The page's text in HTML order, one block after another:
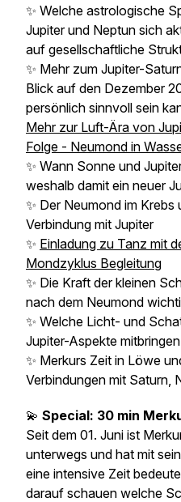
✨ Welche astrologische
Jupiter und Neptun sich
auf gesellschaftliche
✨ Mehr zum Jupiter-
Blick auf den Dezember
persönlich sinnvoll sein
Mehr zur Luft-Ära von
Folge - Neumond in
✨ Wann Sonne und
weshalb damit ein neuer
✨ Der Neumond im
Verbindung mit Jupiter
✨ Einladung zu Tanz mit
Mondzyklus Begleitung
✨ Die Kraft der kleinen
nach dem Neumond
✨ Welche Licht- und
Jupiter-Aspekte mitbringen
✨ Merkurs Zeit in Löwe
Verbindungen mit Saturn,
💫 Special: 30 min
Seit dem 01. Juni ist
unterwegs und hat mit
eine intensive Zeit
darauf schauen welche